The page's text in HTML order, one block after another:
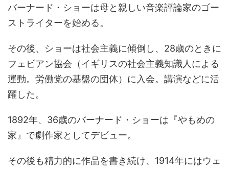
バーナード・ショーは母と親しい音楽評論家のゴー
ストライターを始める。
その後、ショーは社会主義に傾倒し、28歳のときに
フェビアン協会（イギリスの社会主義知識人による
運動。労働党の基盤の団体）に入会。講演などに活
躍した。
1892年、36歳のバーナード・ショーは『やもめの
家』で劇作家としてデビュー。
その後も精力的に作品を書き続け、1914年にはウェ